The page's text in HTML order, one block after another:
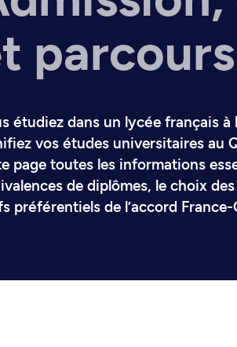
parcours
étudiez dans un lycée français à
vos études universitaires au
page toutes les informations
de diplômes, le choix
préférentiels de l’accord France-